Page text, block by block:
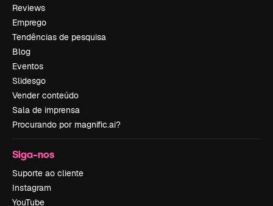
Reviews
Emprego
Tendências de pesquisa
Blog
Eventos
Slidesgo
Vender conteúdo
Sala de imprensa
Procurando por magnific.ai?
Siga-nos
Suporte ao cliente
Instagram
YouTube